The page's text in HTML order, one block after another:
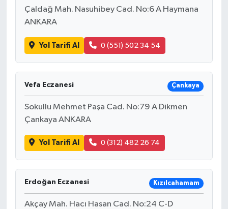
Çaldağ Mah. Nasuhibey Cad. No:6 A Haymana
ANKARA
Yol Tarifi Al 0 (551) 502 34 54
Vefa Eczanesi Çankaya
Sokullu Mehmet Paşa Cad. No:79 A Dikmen
Çankaya ANKARA
Yol Tarifi Al 0 (312) 482 26 74
Erdoğan Eczanesi Kızılcahamam
Akçay Mah. Hacı Hasan Cad. No:24 C-D